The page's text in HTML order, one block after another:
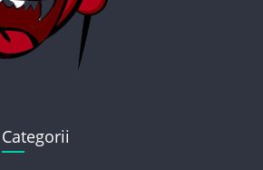
Categorii